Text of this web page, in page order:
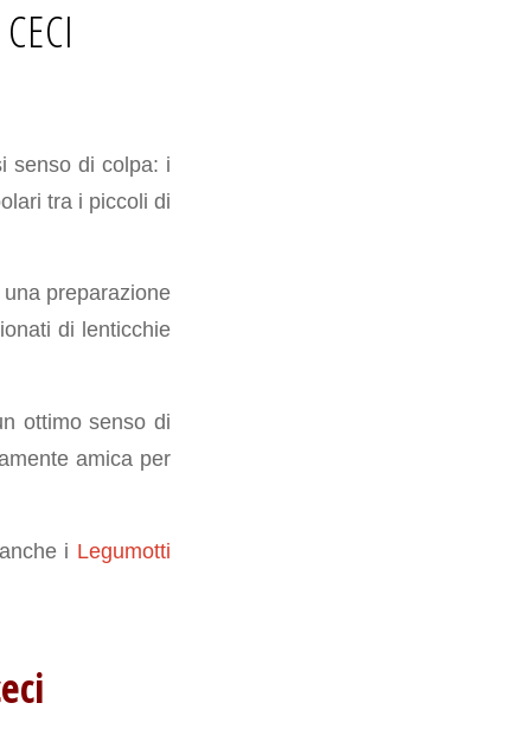
senso di colpa: i
tra i piccoli di
preparazione
di lenticchie
ottimo senso di
amica per
i Legumotti